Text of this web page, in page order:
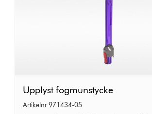
Upplyst
fogmunstycke
Upplyst fogmunstycke
Artikelnr 971434-05